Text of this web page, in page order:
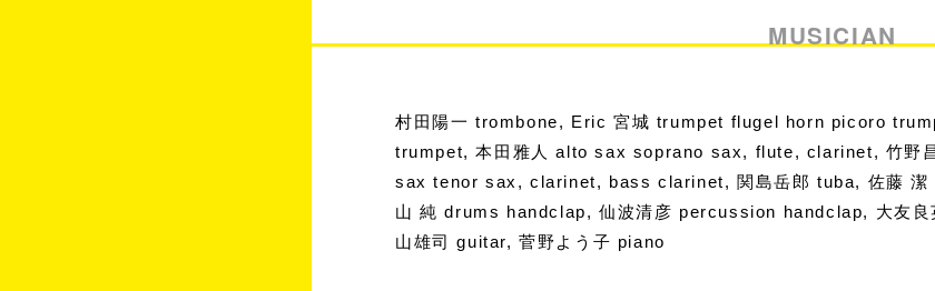
MUSICIAN
村田陽一 trombone, Eric 宮城 trumpet flugel horn picoro
trumpet, 本田雅人 alto sax soprano sax, flute, clarinet, 竹野
sax tenor sax, clarinet, bass clarinet, 関島岳郎 tuba, 佐藤 潔
山 純 drums handclap, 仙波清彦 percussion handclap, 大友
山雄司 guitar, 菅野よう子 piano